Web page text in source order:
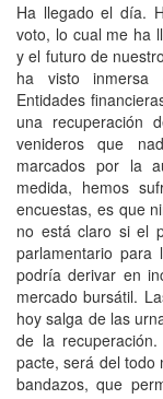
Ha llegado el día.
voto, lo cual me ha
y el futuro de
ha visto inmersa
Entidades
una recuperación
venideros que
marcados por la
medida, hemos
encuestas, es que
no está claro si el
parlamentario para
podría derivar en
mercado bursátil.
hoy salga de las
de la
pacte, será del todo
bandazos, que